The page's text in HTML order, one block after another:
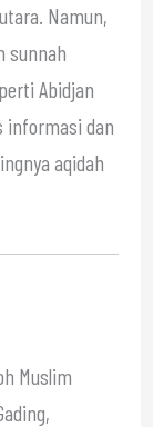
Namun,
sunnah
Abidjan
informasi dan
aqidah
Muslim